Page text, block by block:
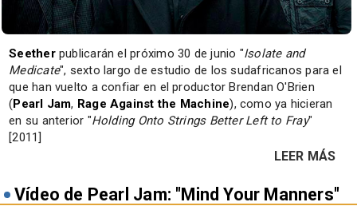
Seetherpublicarán el próximo 30 de junio "Isolate and
Medicate", sexto largo de estudio de los sudafricanos para el
que han vuelto a confiar en el productor Brendan O'Brien
(Pearl Jam, Rage Against the Machine), como ya hicieran
en su anterior "Holding Onto Strings Better Left to Fray"
[2011]
LEER MÁS
Vídeo de Pearl Jam: "Mind Your Manners"